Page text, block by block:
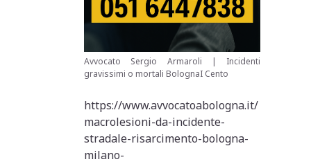
Avvocato Sergio Armaroli | Incidenti
gravissimi o mortali BolognaI Cento
https://www.avvocatoabologna.it/
macrolesioni-da-incidente-
stradale-risarcimento-bologna-
milano-